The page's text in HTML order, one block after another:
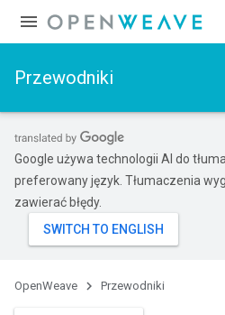
Przewodniki
Google używa technologii AI do
preferowany język. Tłumaczenia
zawierać błędy.
OpenWeave Przewodniki